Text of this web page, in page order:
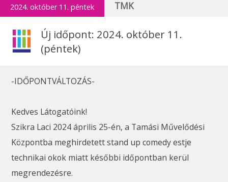
2024. október 11. péntek TMK
Új időpont: 2024. október 11.
(péntek)
-IDŐPONTVÁLTOZÁS-
Kedves Látogatóink!
Szikra Laci 2024 április 25-én, a Tamási Művelődési
Központba meghirdetett stand up comedy estje
technikai okok miatt későbbi időpontban kerül
megrendezésre.